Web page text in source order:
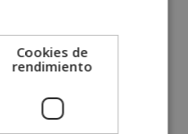
algo bueno
imposible. Pero en tu
a pensar cómo
Cookies de
rendimiento